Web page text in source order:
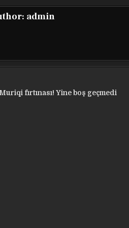
admin
fırtınası! Yine boş geçmedi